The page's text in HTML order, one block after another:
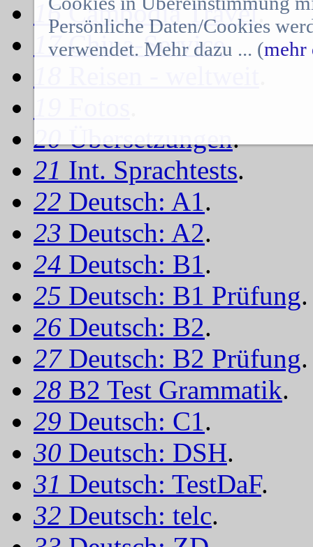
16Cambodia Travel.
17China-Service.
20Übersetzungen.
21 Int. Sprachtests.
22 Deutsch: A1.
23 Deutsch: A2.
24 Deutsch: B1.
25 Deutsch: B1 Prüfung.
26 Deutsch: B2.
27 Deutsch: B2 Prüfung.
28 B2 Test Grammatik.
29 Deutsch: C1.
30 Deutsch: DSH.
31 Deutsch: TestDaF.
32 Deutsch: telc.
Persönliche Daten/Cookies
verwendet. Mehr dazu ... (mehr